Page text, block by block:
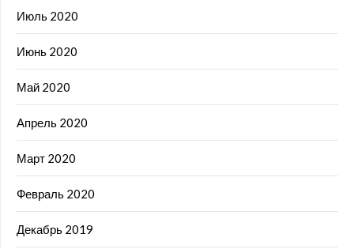
Июль 2020
Июнь 2020
Май 2020
Апрель 2020
Март 2020
Февраль 2020
Декабрь 2019